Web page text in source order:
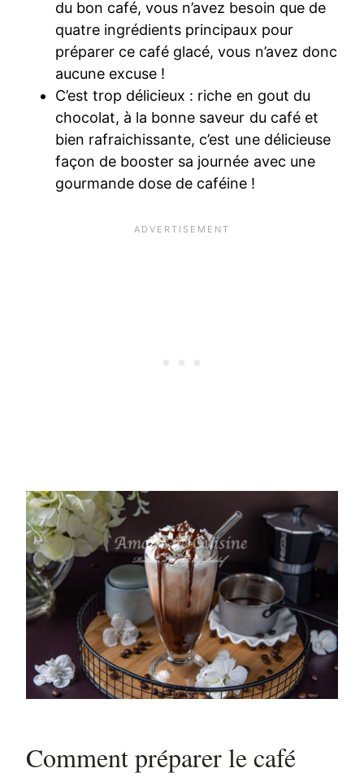
du bon café, vous n’avez besoin que de
quatre ingrédients principaux pour
préparer ce café glacé, vous n’avez donc
aucune excuse !
C’est trop délicieux : riche en gout du
chocolat, à la bonne saveur du café et
bien rafraichissante, c’est une délicieuse
façon de booster sa journée avec une
gourmande dose de caféine !
Comment préparer le café